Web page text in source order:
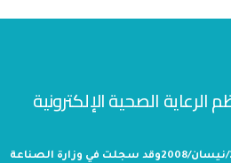
الصحية الإلكترونية
تأسست بحول الله وقدرته في 29/نيسان/2008وقد سجلت في وزارة الصناعة